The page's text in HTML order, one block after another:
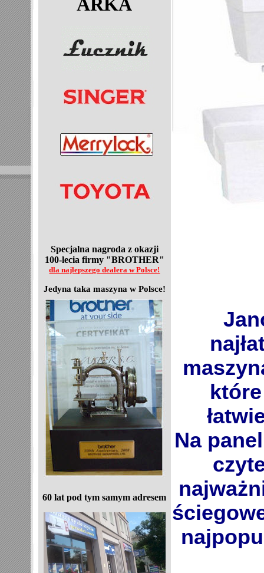
Specjalna nagroda z okazji
100-lecia firmy "BROTHER"
dla najlepszego dealera w Polsce!
Jedyna taka maszyna w Polsce!
60 lat pod tym samym adresem
które
Na
ściegowe